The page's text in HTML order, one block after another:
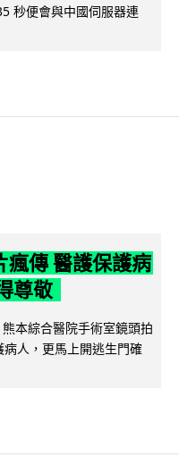
秒便會與中國伺服器連
瘋傳 醫護保護病
尊敬
本綜合醫院手術室鏡頭拍
人，更馬上開逃生門確